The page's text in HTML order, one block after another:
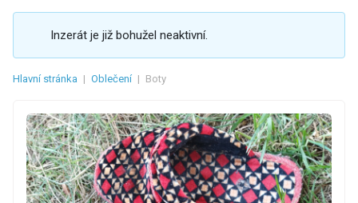
Inzerát je již bohužel neaktivní.
Hlavní stránka | Oblečení | Boty